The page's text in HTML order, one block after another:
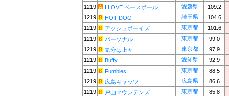
1219
I LOVE ベースボール 愛媛県
109.2
1219
HOT DOG 埼玉県
104.6
1219
アッシュボーイズ 東京都
101.6
1219
パーソナル 東京都
99.0
1219
気分は上々 東京都
97.9
1219
Buffy 愛知県
92.9
1219
Fumbles 東京都
88.5
1219
広島キャッツ 広島県
86.6
1219
戸山マウンテンズ 東京都
85.8